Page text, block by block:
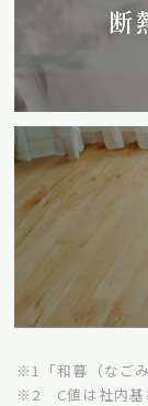
断
※1「和暮（なご
※2 C値は社内基